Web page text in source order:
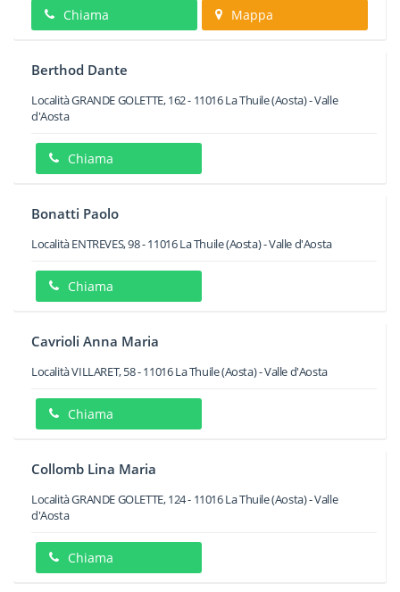
Chiama Mappa
Berthod Dante
Località GRANDE GOLETTE, 162- 11016La Thuile(Aosta) -Valle
d'Aosta
Chiama
Bonatti Paolo
Località ENTREVES, 98-11016La Thuile(Aosta) -Valle d'Aosta
Chiama
Cavrioli Anna Maria
Località VILLARET, 58-11016La Thuile(Aosta) -Valle d'Aosta
Chiama
Collomb Lina Maria
Località GRANDE GOLETTE, 124- 11016La Thuile(Aosta) -Valle
d'Aosta
Chiama